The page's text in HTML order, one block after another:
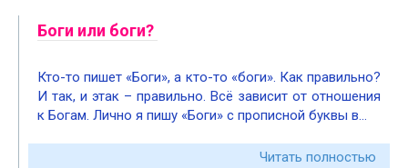
Боги или боги?
Кто-то пишет «Боги», а кто-то «боги». Как правильно?
И так, и этак – правильно. Всё зависит от отношения
к Богам. Лично я пишу «Боги» с прописной буквы в…
Читать полностью